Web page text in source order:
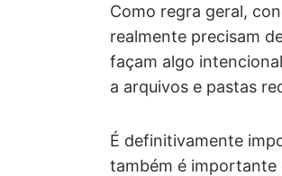
Como regra geral,
realmente precisam
façam algo
a arquivos e pastas
É definitivamente
também é importante